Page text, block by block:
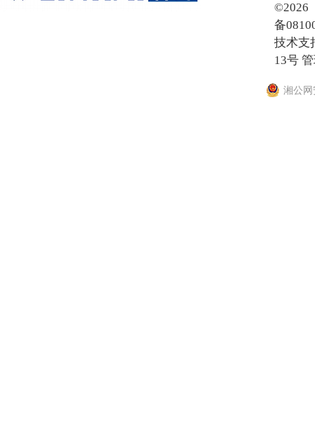
©2026
备
技术支
13号
湘公